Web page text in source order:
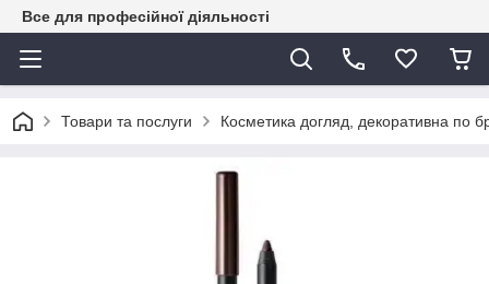
Все для професійної діяльності
Товари та послуги Косметика догляд, декоративна по